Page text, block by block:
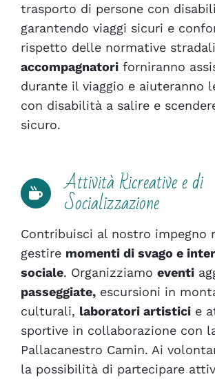
trasporto di persone con
garantendo viaggi sicuri e
rispetto delle normative
accompagnatoriforniranno
durante il viaggio e aiuteranno
con disabilità a salire e
sicuro.
Attività Ricreative e di
Socializzazione
Contribuisci al nostro impegno
gestire momenti di svago e
sociale. Organizziamo eventi
passeggiate,escursioni in
culturali, laboratori artisticie
sportive in collaborazione con
Pallacanestro Camin. Ai
la possibilità di partecipare